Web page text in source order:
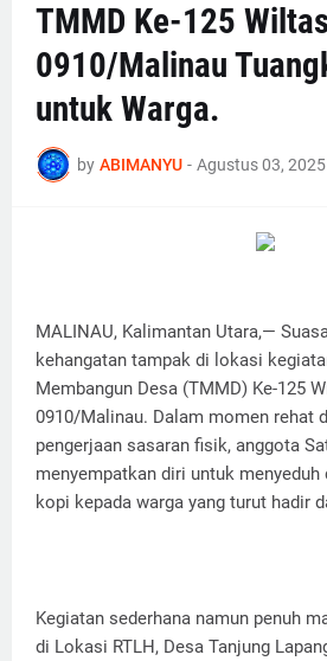
TMMD Ke-125
0910/Malinau
untuk Warga.
by ABIMANYU - Agustus 03, 2025
MALINAU, Kalimantan Utara,—
kehangatan tampak di lokasi
Membangun Desa (TMMD) Ke-125
0910/Malinau. Dalam momen rehat
pengerjaan sasaran fisik, anggota
menyempatkan diri untuk menyeduh
kopi kepada warga yang turut hadir
Kegiatan sederhana namun penuh
di Lokasi RTLH, Desa Tanjung